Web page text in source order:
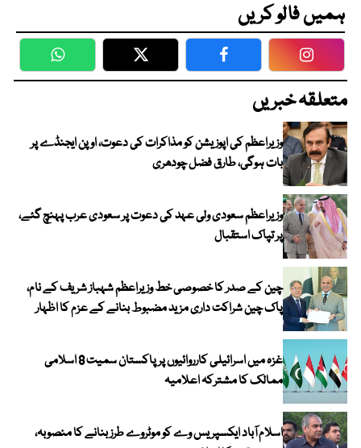
ہمیں فالو کریں
WhatsApp Twitter Facebook
متعلقہ خبریں
وزیراعظم کی اپوزیشن کو مذاکرات کی دعوت، اوپن ایجنڈے پر
بات ہوگی، طارق فضل چودھری
وزیراعظم سعودی ولی عہد کی دعوت پر سعودی عرب پہنچ گئے،
پر تپاک استقبال
چین کے صدر کا خصوصی خط وزیراعظم شہباز شریف کے نام،
پاک چین شراکت داری مزید مضبوط بنانے کے عزم کا اظہار
غزہ میں اسرائیلی کارروائیوں پر پاکستان سمیت 8 اسلامی
ممالک کا مشترکہ اعلامیہ
اسلام آباد ایکسپریس وے کو موٹروے طرز بنانے کا منصوبہ،